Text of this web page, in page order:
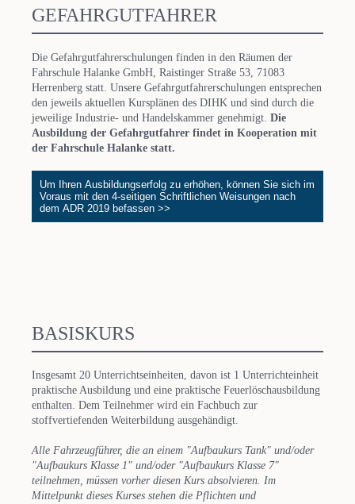
GEFAHRGUTFAHRER
Die Gefahrgutfahrerschulungen finden in den Räumen der
Fahrschule Halanke GmbH, Raistinger Straße 53, 71083
Herrenberg statt. Unsere Gefahrgutfahrerschulungen entsprechen
den jeweils aktuellen Kursplänen des DIHK und sind durch die
jeweilige Industrie- und Handelskammer genehmigt. Die
Ausbildung der Gefahrgutfahrer findet in Kooperation mit
der Fahrschule Halanke statt.
Um Ihren Ausbildungserfolg zu erhöhen, können Sie sich im
Voraus mit den 4-seitigen Schriftlichen Weisungen nach
dem ADR 2019 befassen >>
BASISKURS
Insgesamt 20 Unterrichtseinheiten, davon ist 1 Unterrichteinheit
praktische Ausbildung und eine praktische Feuerlöschausbildung
enthalten. Dem Teilnehmer wird ein Fachbuch zur
stoffvertiefenden Weiterbildung ausgehändigt.
Alle Fahrzeugführer, die an einem "Aufbaukurs Tank" und/oder
"Aufbaukurs Klasse 1" und/oder "Aufbaukurs Klasse 7"
teilnehmen, müssen vorher diesen Kurs absolvieren. Im
Mittelpunkt dieses Kurses stehen die Pflichten und